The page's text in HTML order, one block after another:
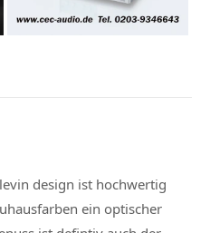
design ist hochwertig
ein optischer